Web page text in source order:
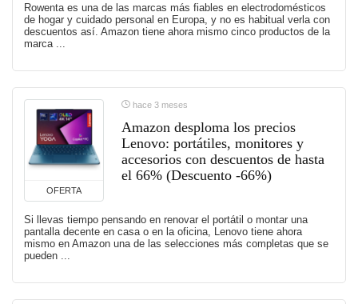
Rowenta es una de las marcas más fiables en electrodomésticos
de hogar y cuidado personal en Europa, y no es habitual verla con
descuentos así. Amazon tiene ahora mismo cinco productos de la
marca ...
OFERTA
hace 3 meses
Amazon desploma los precios
Lenovo: portátiles, monitores y
accesorios con descuentos de hasta
el 66% (Descuento -66%)
Si llevas tiempo pensando en renovar el portátil o montar una
pantalla decente en casa o en la oficina, Lenovo tiene ahora
mismo en Amazon una de las selecciones más completas que se
pueden ...